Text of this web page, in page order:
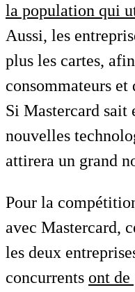
la population qui
Aussi, les
plus les cartes,
consommateurs
Si Mastercard sait
nouvelles
attirera un grand
Pour la
avec Mastercard,
les deux
concurrents ont de